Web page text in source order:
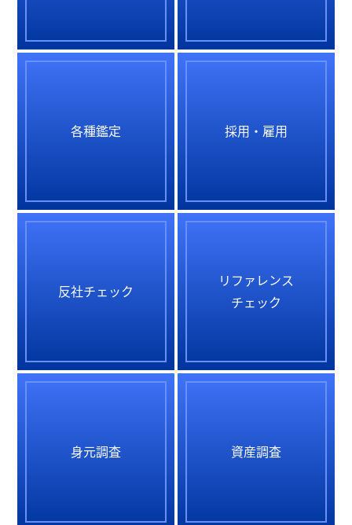
各種鑑定 採用・雇用
反社チェック
リファレンス
チェック
身元調査 資産調査